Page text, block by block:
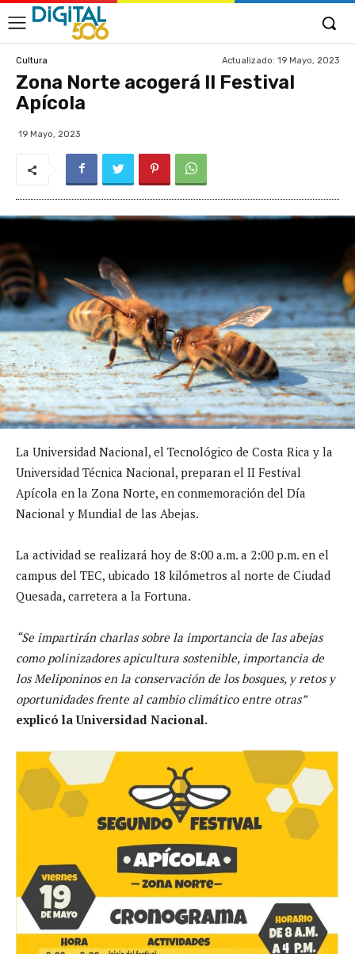
Cultura Actualizado: 19 Mayo, 2023
Zona Norte acogerá II Festival
Apícola
19 Mayo, 2023
La Universidad Nacional, el Tecnológico de Costa Rica y la
Universidad Técnica Nacional, preparan el II Festival
Apícola en la Zona Norte, en conmemoración del Día
Nacional y Mundial de las Abejas.
La actividad se realizará hoy de 8:00 a.m. a 2:00 p.m. en el
campus del TEC, ubicado 18 kilómetros al norte de Ciudad
Quesada, carretera a la Fortuna.
“Se impartirán charlas sobre la importancia de las abejas
como polinizadores apicultura sostenible, importancia de
los Meliponinos en la conservación de los bosques, y retos y
oportunidades frente al cambio climático entre otras”
explicó la Universidad Nacional.